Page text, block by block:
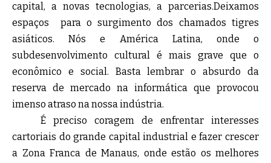
capital, a novas tecnologias, a parcerias.Deixamos
espaços para o surgimento dos chamados tigres
asiáticos. Nós e América Latina, onde o
subdesenvolvimento cultural é mais grave que o
econômico e social. Basta lembrar o absurdo da
reserva de mercado na informática que provocou
imenso atraso na nossa indústria.
É preciso coragem de enfrentar interesses
cartoriais do grande capital industrial e fazer crescer
a Zona Franca de Manaus, onde estão os melhores